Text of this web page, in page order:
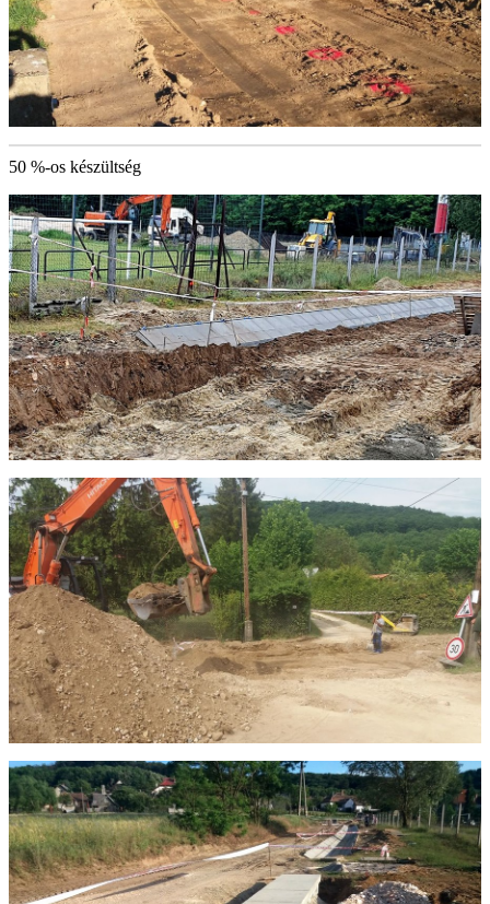
50 %-os készültség